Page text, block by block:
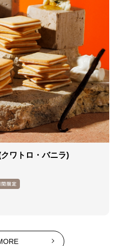
ワトロ・バニラ)